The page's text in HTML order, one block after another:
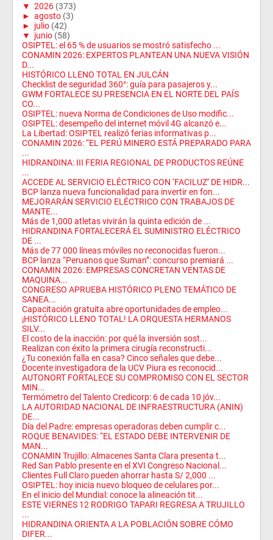
▼ 2026 (373)
► agosto (3)
► julio (42)
▼
junio (58)
OSIPTEL: el 65 % de usuarios se mostró satisfecho ...
CONAMIN 2026: EXPERTOS PLANTEAN UNA NUEVA VISIÓN
D...
HISTÓRICO LLENO TOTAL EN JULCÁN
Checklist de seguridad 360°: guía para pasajeros y...
GWM FORTALECE SU PRESENCIA EN EL NORTE DEL PAÍS
CO...
OSIPTEL: nueva Norma de Condiciones de Uso modific...
OSIPTEL: desempeño del internet móvil 4G alcanzó e...
La Libertad: OSIPTEL realizó ferias informativas p...
CONAMIN 2026: “EL PERÚ MINERO ESTÁ PREPARADO PARA
...
HIDRANDINA: III FERIA REGIONAL DE PRODUCTOS REÚNE
...
ACCEDE AL SERVICIO ELÉCTRICO CON ‘FACILUZ’ DE HIDR...
BCP lanza nueva funcionalidad para invertir en fon...
MEJORARÁN SERVICIO ELÉCTRICO CON TRABAJOS DE
MANTE...
Más de 1,000 atletas vivirán la quinta edición de ...
HIDRANDINA FORTALECERÁ EL SUMINISTRO ELÉCTRICO
DE ...
Más de 77 000 líneas móviles no reconocidas fueron...
BCP lanza “Peruanos que Suman”: concurso premiará ...
CONAMIN 2026: EMPRESAS CONCRETAN VENTAS DE
MAQUINA...
CONGRESO APRUEBA HISTÓRICO PLENO TEMÁTICO DE
SANEA...
Capacitación gratuita abre oportunidades de empleo...
​¡HISTÓRICO LLENO TOTAL! LA ORQUESTA HERMANOS
SILV...
El costo de la inacción: por qué la inversión sost...
Realizan con éxito la primera cirugía reconstructi...
¿Tu conexión falla en casa? Cinco señales que debe...
Docente investigadora de la UCV Piura es reconocid...
AUTONORT FORTALECE SU COMPROMISO CON EL SECTOR
MIN...
Termómetro del Talento Credicorp: 6 de cada 10 jóv...
LA AUTORIDAD NACIONAL DE INFRAESTRUCTURA (ANIN)
DE...
Día del Padre: empresas operadoras deben cumplir c...
ROQUE BENAVIDES: “EL ESTADO DEBE INTERVENIR DE
MAN...
CONAMIN Trujillo: Almacenes Santa Clara presenta t...
Red San Pablo presente en el XVI Congreso Nacional...
Clientes Full Claro pueden ahorrar hasta S/ 2,000 ...
OSIPTEL: hoy inicia nuevo bloqueo de celulares por...
En el inicio del Mundial: conoce la alineación tit...
ESTE VIERNES 12 RODRIGO TAPARI REGRESA A TRUJILLO
...
HIDRANDINA ORIENTA A LA POBLACIÓN SOBRE CÓMO
DIFER...